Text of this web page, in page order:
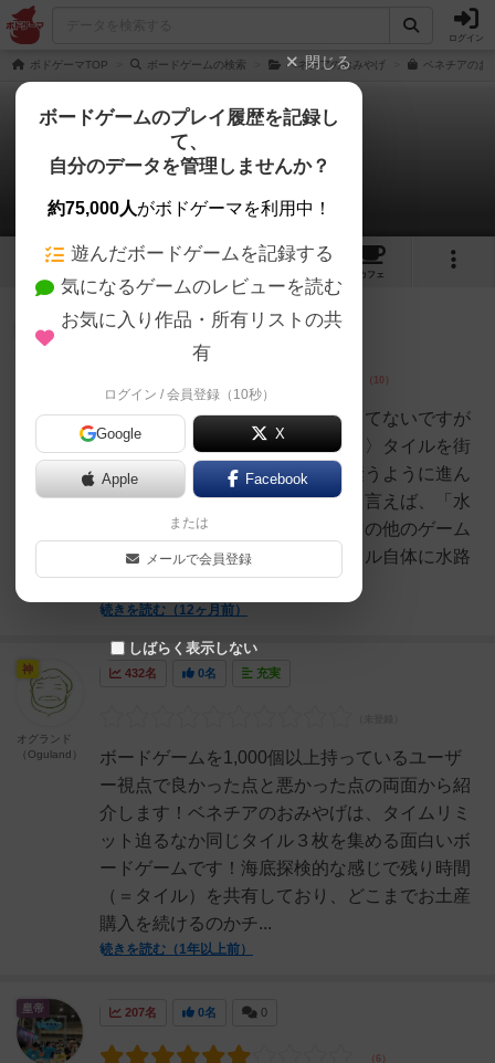
ログイン
ボドゲーマTOP ボードゲームの検索 ベネチアのおみやげ ベネチアのお
ベネチアのおみやげ
4件のレビュー
5 4
カフェ
215名 充実
好き！！！まだ２人プレイしかしてないですが
レビューです。〈コンポーネント〉タイルを街
に見立てて、隙間をゴンドラで縫うように進ん
でいくのがかわいい！ベネチアと言えば、「水
路」。大好きなベネチアがテーマの他のゲーム
『ベニスコネクション』は、タイル自体に水路
が描かれており、水路を...
続きを読む（12ヶ月前）
大賢者
432名 0名 充実
ボードゲームを1,000個以上持っているユーザ
ー視点で良かった点と悪かった点の両面から紹
介します！ベネチアのおみやげは、タイムリミ
ット迫るなか同じタイル３枚を集める面白いボ
ードゲームです！海底探検的な感じで残り時間
（＝タイル）を共有しており、どこまでお土産
購入を続けるのかチ...
続きを読む（1年以上前）
神
オグランド
（Oguland）
207名 0名 0
皇帝
閉じる
ボードゲームのプレイ履歴を記録し
て、
自分のデータを管理しませんか？
約75,000人がボドゲーマを利用中！
遊んだボードゲームを記録する
気になるゲームのレビューを読む
お気に入り作品・所有リストの共
有
ログイン / 会員登録（10秒）
Google X
Apple Facebook
または
メールで会員登録
しばらく表示しない